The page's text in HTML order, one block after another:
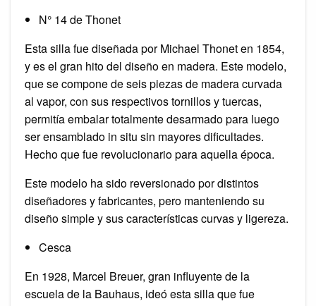
N° 14 de Thonet
Esta silla fue diseñada por Michael Thonet en 1854,
y es el gran hito del diseño en madera. Este modelo,
que se compone de seis piezas de madera curvada
al vapor, con sus respectivos tornillos y tuercas,
permitía embalar totalmente desarmado para luego
ser ensamblado in situ sin mayores dificultades.
Hecho que fue revolucionario para aquella época.
Este modelo ha sido reversionado por distintos
diseñadores y fabricantes, pero manteniendo su
diseño simple y sus características curvas y ligereza.
Cesca
En 1928, Marcel Breuer, gran influyente de la
escuela de la Bauhaus, ideó esta silla que fue